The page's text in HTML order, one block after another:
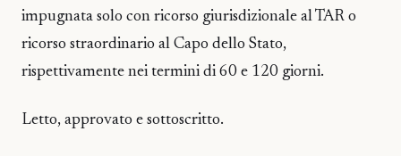
impugnata solo con ricorso giurisdizionale al TAR o
ricorso straordinario al Capo dello Stato,
rispettivamente nei termini di 60 e 120 giorni.
Letto, approvato e sottoscritto.